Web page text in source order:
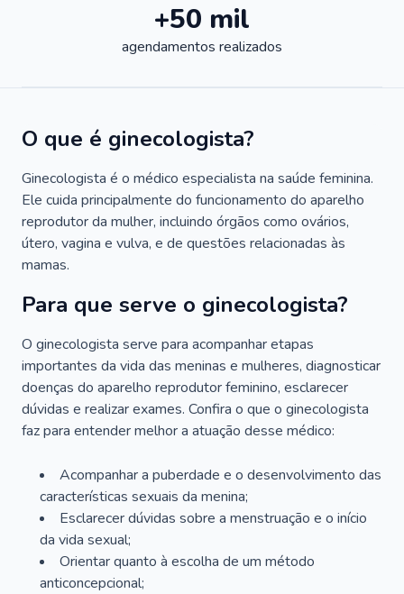
+50 mil
agendamentos realizados
O que é ginecologista?
Ginecologista é o médico especialista na saúde feminina.
Ele cuida principalmente do funcionamento do aparelho
reprodutor da mulher, incluindo órgãos como ovários,
útero, vagina e vulva, e de questões relacionadas às
mamas.
Para que serve o ginecologista?
O ginecologista serve para acompanhar etapas
importantes da vida das meninas e mulheres, diagnosticar
doenças do aparelho reprodutor feminino, esclarecer
dúvidas e realizar exames. Confira o que o ginecologista
faz para entender melhor a atuação desse médico:
Acompanhar a puberdade e o desenvolvimento das
características sexuais da menina;
Esclarecer dúvidas sobre a menstruação e o início
da vida sexual;
Orientar quanto à escolha de um método
anticoncepcional;